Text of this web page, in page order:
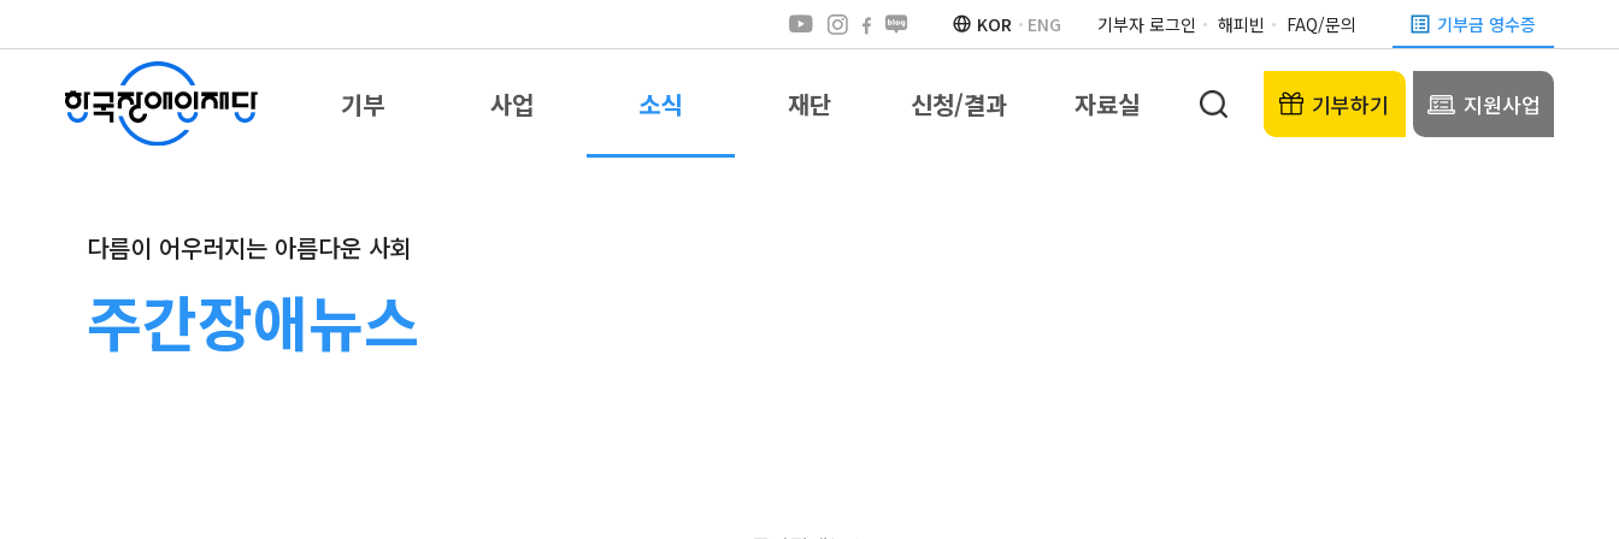
KOR ENG 기부자 로그인 해피빈 FAQ/문의 기부금 영수증
기부 사업 소식 재단 신청/결과 자료실 기부하기 지원사업
다름이 어우러지는 아름다운 사회
주간장애뉴스